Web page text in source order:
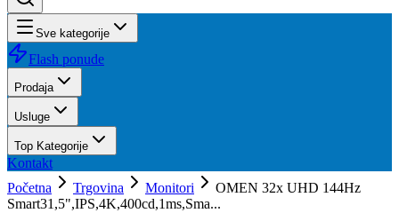
Sve kategorije
Flash ponude
Prodaja
Usluge
Top Kategorije
Kontakt
Početna
Trgovina Monitori
OMEN 32x UHD 144Hz
Smart31,5",IPS,4K,400cd,1ms,Sma...